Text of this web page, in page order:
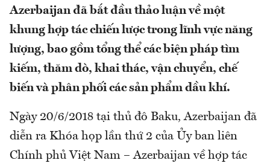
Azerbaijan đã bắt đầu thảo luận về một
khung hợp tác chiến lược trong lĩnh vực năng
lượng, bao gồm tổng thể các biện pháp tìm
kiếm, thăm dò, khai thác, vận chuyển, chế
biến và phân phối các sản phẩm dầu khí.
Ngày 20/6/2018 tại thủ đô Baku, Azerbaijan đã
diễn ra Khóa họp lần thứ 2 của Ủy ban liên
Chính phủ Việt Nam – Azerbaijan về hợp tác